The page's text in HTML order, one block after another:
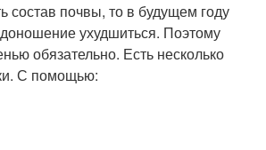
состав почвы, то в будущем году
ухудшиться. Поэтому
обязательно. Есть несколько
С помощью: